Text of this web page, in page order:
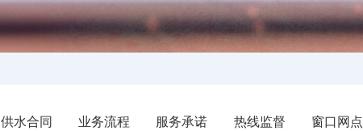
供水合同 业务流程 服务承诺 热线监督 窗口网点